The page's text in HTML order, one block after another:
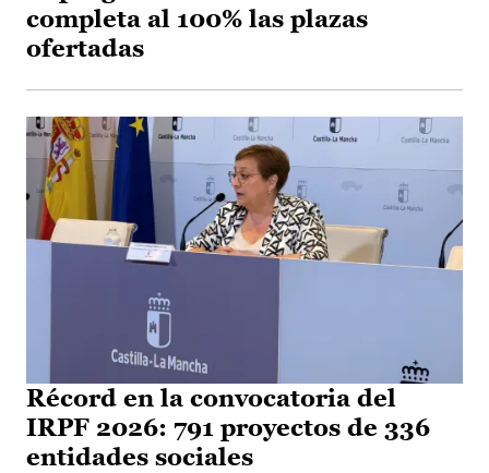
completa al 100% las plazas
ofertadas
Récord en la convocatoria del
IRPF 2026: 791 proyectos de 336
entidades sociales